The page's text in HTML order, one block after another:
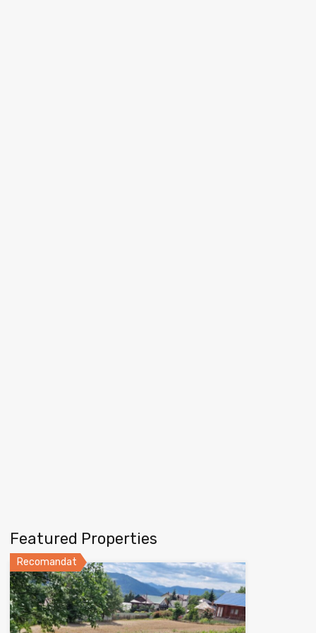
Featured Properties
Recomandat